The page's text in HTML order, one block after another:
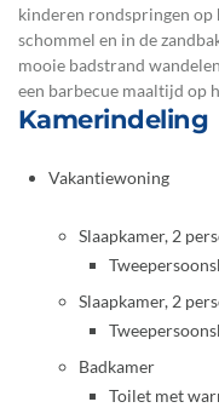
kinderen rondspringen op
schommel en in de
mooie badstrand
een barbecue maaltijd op
Kamerindeling
Vakantiewoning
Slaapkamer, 2
Slaapkamer, 2
Badkamer
Toilet met